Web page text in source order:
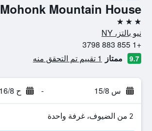
Mohonk Mountain House
3 نجوم
نيو بالتز، NY
+1 855 883 3798
9.7 ممتاز 1 تقييم تم التحقق منه
س 15/8 - ح 16/8
2 من الضيوف، غرفة واحدة